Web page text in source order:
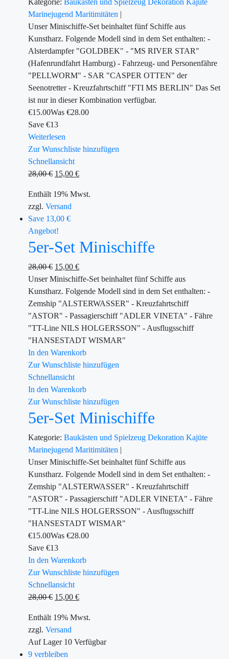
Kategorie: Baukästen und Spielzeug Dekoration Kajüte
Marinejugend Maritimitäten |
Unser Minischiffe-Set beinhaltet fünf Schiffe aus
Kunstharz. Folgende Modell sind in dem Set enthalten: -
Alsterdampfer "GOLDBEK" - "MS RIVER STAR"
(Hafenrundfahrt Hamburg) - Fahrzeug- und Personenfähre
"PELLWORM" - SAR "CASPER OTTEN" der
Seenotretter - Kreuzfahrtschiff "FTI MS BERLIN" Das Set
ist nur in dieser Kombination verfügbar.
€15.00Was €28.00
Save €13
Weiterlesen
Zur Wunschliste hinzufügen
Schnellansicht
28,00€ 15,00 €
Enthält 19% Mwst.
zzgl. Versand
Save 13,00 €
Angebot!
5er-Set Minischiffe
28,00€ 15,00 €
Unser Minischiffe-Set beinhaltet fünf Schiffe aus
Kunstharz. Folgende Modell sind in dem Set enthalten: -
Zemship "ALSTERWASSER" - Kreuzfahrtschiff
"ASTOR" - Passagierschiff "ADLER VINETA" - Fähre
"TT-Line NILS HOLGERSSON" - Ausflugsschiff
"HANSESTADT WISMAR"
In den Warenkorb
Zur Wunschliste hinzufügen
Schnellansicht
In den Warenkorb
Zur Wunschliste hinzufügen
5er-Set Minischiffe
Kategorie: Baukästen und Spielzeug Dekoration Kajüte
Marinejugend Maritimitäten |
Unser Minischiffe-Set beinhaltet fünf Schiffe aus
Kunstharz. Folgende Modell sind in dem Set enthalten: -
Zemship "ALSTERWASSER" - Kreuzfahrtschiff
"ASTOR" - Passagierschiff "ADLER VINETA" - Fähre
"TT-Line NILS HOLGERSSON" - Ausflugsschiff
"HANSESTADT WISMAR"
€15.00Was €28.00
Save €13
In den Warenkorb
Zur Wunschliste hinzufügen
Schnellansicht
28,00€ 15,00 €
Enthält 19% Mwst.
zzgl. Versand
Auf Lager10 Verfügbar
9 verbleiben